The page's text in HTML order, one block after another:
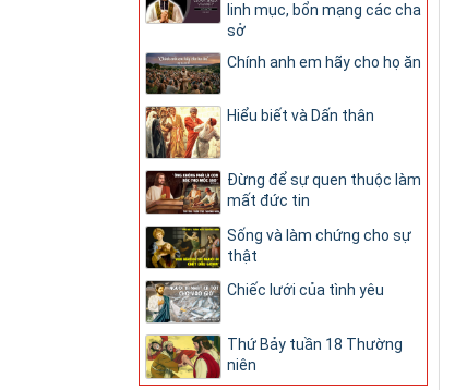
linh mục, bổn mạng các cha
sở
Chính anh em hãy cho họ ăn
Hiểu biết và Dấn thân
Đừng để sự quen thuộc làm
mất đức tin
Sống và làm chứng cho sự
thật
Chiếc lưới của tình yêu
Thứ Bảy tuần 18 Thường
niên